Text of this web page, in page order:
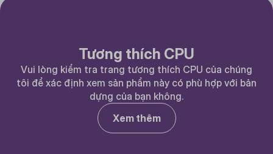
Tương thích CPU
Vui lòng kiểm tra trang tương thích CPU của chúng
tôi để xác định xem sản phẩm này có phù hợp với bản
dựng của bạn không.
Xem thêm